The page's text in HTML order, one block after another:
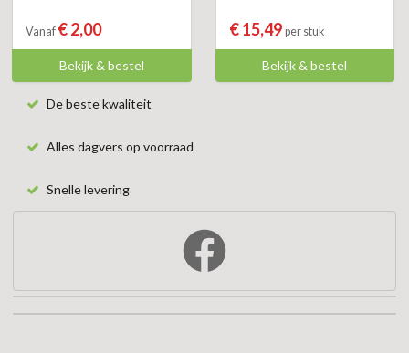
Vanaf € 2,00
Bekijk & bestel
€ 15,49 per stuk
Bekijk & bestel
De beste kwaliteit
Alles dagvers op voorraad
Snelle levering